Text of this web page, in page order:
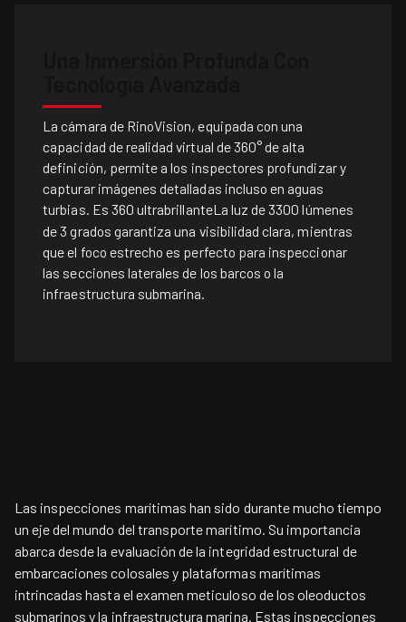
La cámara de RinoVision, equipada con una
capacidad de realidad virtual de 360° de alta
definición, permite a los inspectores profundizar y
capturar imágenes detalladas incluso en aguas
turbias. Es 360 ultrabrillanteLa luz de 3300 lúmenes
de 3 grados garantiza una visibilidad clara, mientras
que el foco estrecho es perfecto para inspeccionar
las secciones laterales de los barcos o la
infraestructura submarina.
Las inspecciones marítimas han sido durante mucho tiempo
un eje del mundo del transporte marítimo. Su importancia
abarca desde la evaluación de la integridad estructural de
embarcaciones colosales y plataformas marítimas
intrincadas hasta el examen meticuloso de los oleoductos
submarinos y la infraestructura marina. Estas inspecciones